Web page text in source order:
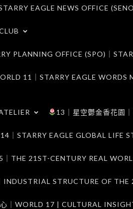
EAGLE NEWS OFFICE
PLANNING OFFICE (SPO)｜
11｜STARRY EAGLE WORDS
13｜星空鬱金香花園
｜STARRY EAGLE GLOBAL LIFE
THE 21ST-CENTURY REAL
STRUCTURE OF THE
｜WORLD 17 | CULTURAL